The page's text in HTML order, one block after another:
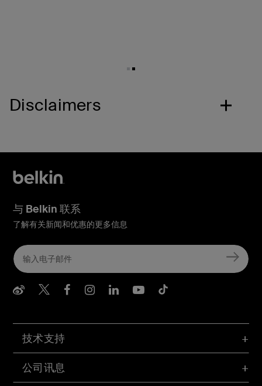
Disclaimers
技术支持
公司讯息
与 Belkin 联系
了解有关新闻和优惠的更多信息
Belkin Weibo
Belkin Twitter
Belkin Facebook
Belkin Instagram
Belkin LInkedIn
Belkin Youtube
Belkin